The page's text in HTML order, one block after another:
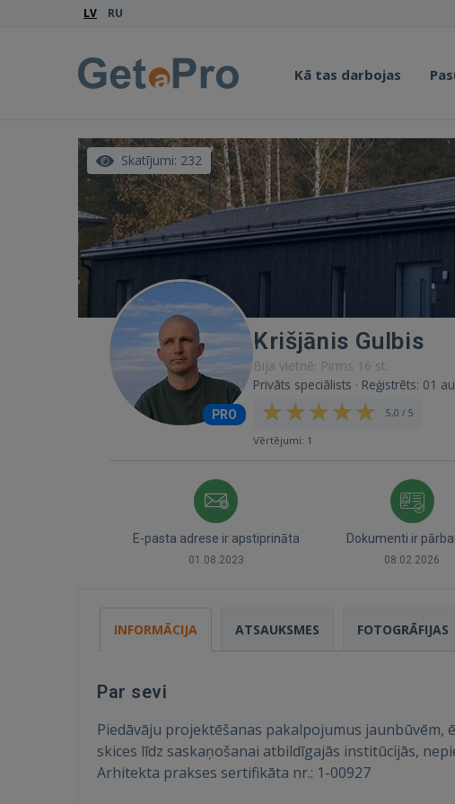
LV RU
Kā tas darbojas
Skatījumi: 232
PRO
Krišjānis Gulbis
Bija vietnē: Pirms 16 st.
Privāts speciālists · Reģistrēts: 01
5,0 / 5
Vērtējumi: 1
E-pasta adrese ir apstiprināta
01.08.2023
Dokumenti ir
08.02.2026
INFORMĀCIJA ATSAUKSMES FOTOGRĀFIJAS
Par sevi
Piedāvāju projektēšanas pakalpojumus
skices līdz saskaņošanai atbildīgajās institūcijās,
Arhitekta prakses sertifikāta nr.: 1-00927